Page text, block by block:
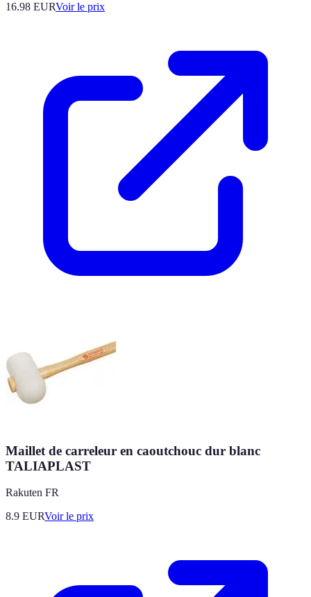
16.98 EURVoir le prix
Maillet de carreleur en caoutchouc dur blanc
TALIAPLAST
Rakuten FR
8.9 EURVoir le prix